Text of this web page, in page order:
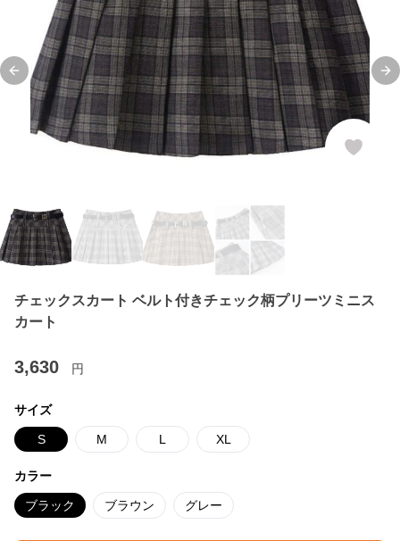
Previous slide
チェックスカート ベルト付きチェック柄プリーツミニス
カート
3,630 円
サイズ
S M L XL
カラー
ブラック ブラウン グレー